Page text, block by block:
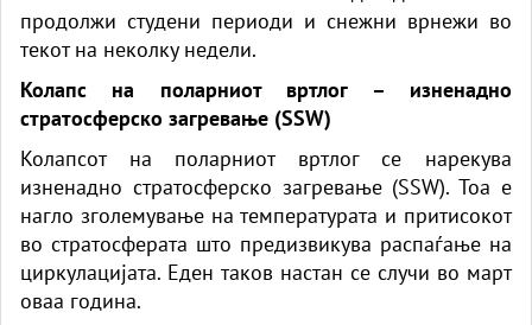
продолжи студени периоди и снежни врнежи во
текот на неколку недели.
Колапс на поларниот вртлог – изненадно
стратосферско загревање (SSW)
Колапсот на поларниот вртлог се нарекува
изненадно стратосферско загревање (SSW). Тоа е
нагло зголемување на температурата и притисокот
во стратосферата што предизвикува распаѓање на
циркулацијата. Еден таков настан се случи во март
оваа година.